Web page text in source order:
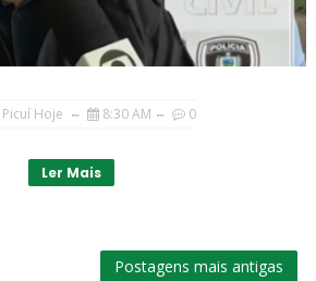
Hoje 8:30 AM 0
Ler Mais
Postagens mais antigas